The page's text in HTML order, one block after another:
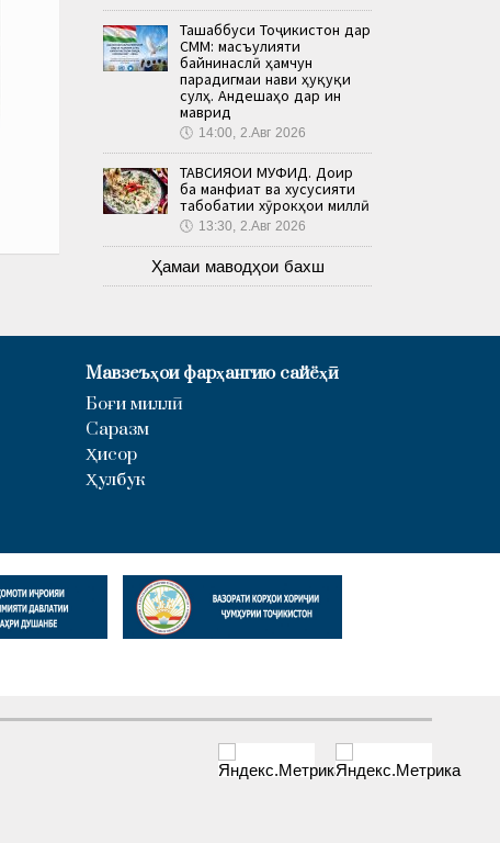
Ташаббуси Тоҷикистон дар
СММ: масъулияти
байнинаслӣ ҳамчун
парадигмаи нави ҳуқуқи
сулҳ. Андешаҳо дар ин
маврид
🕔 14:00, 2.Авг 2026
ТАВСИЯҲОИ МУФИД. Доир
ба манфиат ва хусусияти
табобатии хӯрокҳои миллӣ
🕔 13:30, 2.Авг 2026
Ҳамаи маводҳои бахш
Мавзеъҳои фарҳангию сайёҳӣ
Боғи миллӣ
Саразм
Ҳисор
Ҳулбук